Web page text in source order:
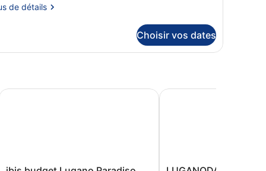
de détails
Choisir vos dates
ibis
ibis budget Lugano Paradiso
LUGANODANTE
LUGANODANTE